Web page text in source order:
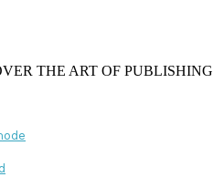
THE ART OF PUBLISHING